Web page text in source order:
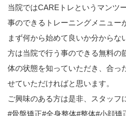
当院ではCAREトレというマンツ
事のできるトレーニングメニュー
まず何から始めて良いか分からな
方は当院で行う事のできる無料の
体の状態を知っていただき、合っ
せていただければと思います。
ご興味のある方は是非、スタッフ
#骨盤矯正#全身整体#整体#小顔矯